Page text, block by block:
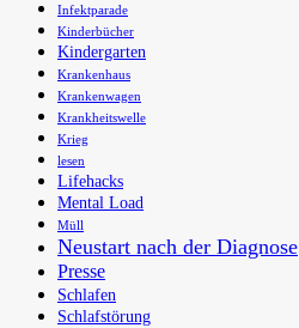
Infektparade
Kinderbücher
Kindergarten
Krankenhaus
Krankenwagen
Krankheitswelle
Krieg
lesen
Lifehacks
Mental Load
Müll
Neustart nach der Diagnose
Presse
Schlafen
Schlafstörung